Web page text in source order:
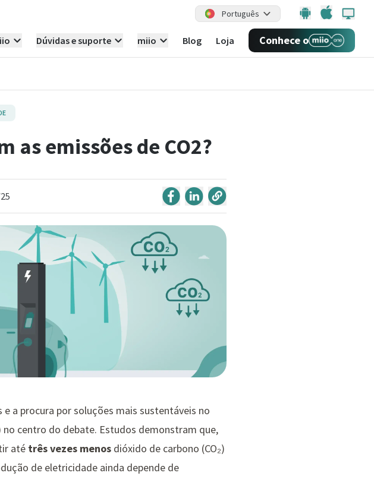
Português
Dúvidas e suporte miio Blog Loja Conhece o
as emissões de CO2?
a procura por soluções mais sustentáveis no
centro do debate. Estudos demonstram que,
até três vezes menos dióxido de carbono (CO₂)
de eletricidade ainda depende de